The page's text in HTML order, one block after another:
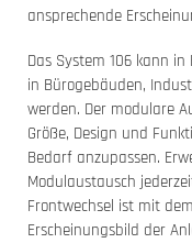
ansprechende
Das System 106 kann
in Bürogebäuden,
werden. Der modulare
Größe, Design und
Bedarf anzupassen.
Modulaustausch
Frontwechsel ist mit
Erscheinungsbild der